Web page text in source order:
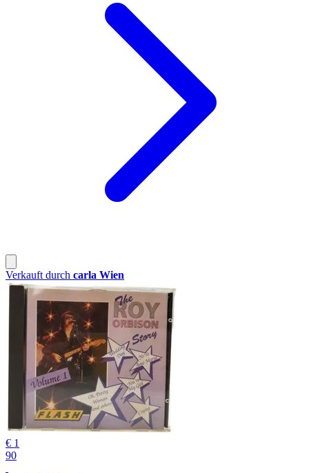
Verkauft durch carla Wien
€ 1
90